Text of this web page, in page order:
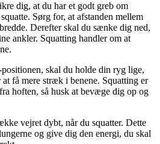
dig, at du har et godt greb om
Sørg for, at afstanden mellem
Derefter skal du sænke dig ned,
ankler. Squatting handler om at
skal du holde din ryg lige,
få mere stræk i benene. Squatting er
hoften, så husk at bevæge dig op og
vejret dybt, når du squatter. Dette
og give dig den energi, du skal